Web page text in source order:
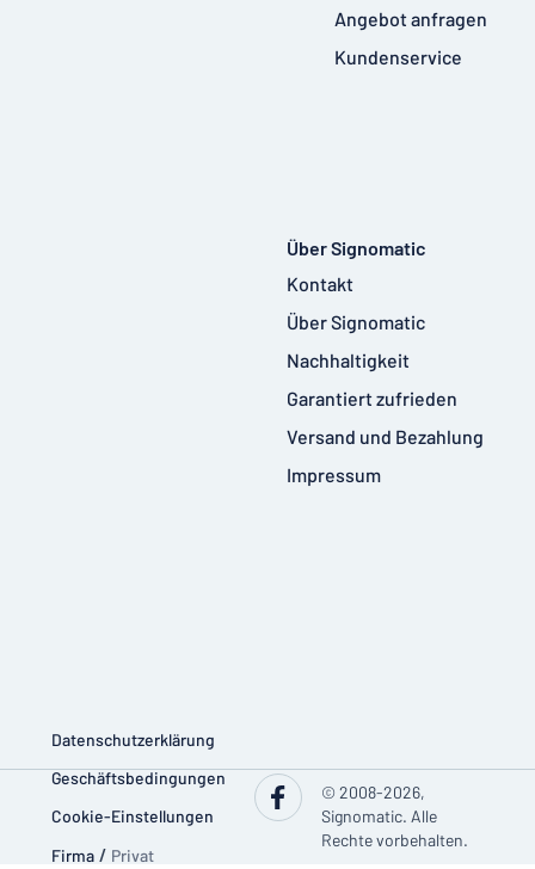
Angebot anfragen
Kundenservice
Über Signomatic
Kontakt
Über Signomatic
Nachhaltigkeit
Garantiert zufrieden
Versand und Bezahlung
Impressum
Datenschutzerklärung
Geschäftsbedingungen
Cookie-Einstellungen
Firma / Privat
© 2008-2026,
Signomatic. Alle
Rechte vorbehalten.